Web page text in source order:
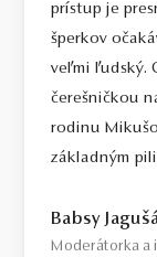
prístup je
šperkov
veľmi ľudský.
čerešničkou
rodinu
základným
Babsy
Moderátorka a